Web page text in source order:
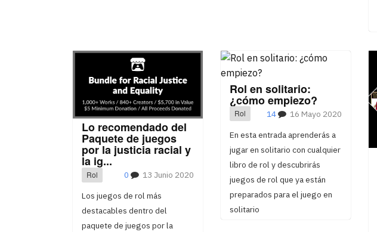
Lo recomendado del
Paquete de juegos
por la justicia racial y
la ig...
Rol 13 Junio 2020
0
Los juegos de rol más
destacables dentro del
paquete de juegos por la
Rol en solitario:
¿cómo empiezo?
Rol 16 Mayo 2020
14
En esta entrada aprenderás a
jugar en solitario con cualquier
libro de rol y descubrirás
juegos de rol que ya están
preparados para el juego en
solitario